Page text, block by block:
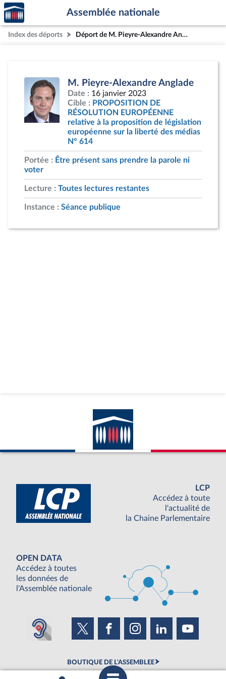
Aller au contenu
Aller en bas de la page
Accèder
à la
page
d'accueil
Assemblée nationale
Index des déports Déport de M. Pieyre-Alexandre Anglade
M. Pieyre-Alexandre Anglade
Date : 16 janvier 2023
Cible : PROPOSITION DE
RÉSOLUTION EUROPÉENNE
relative à la proposition de législation
européenne sur la liberté des médias
N° 614
Portée : Être présent sans prendre la parole ni
voter
Lecture : Toutes lectures restantes
Instance : Séance publique
LCP
Accédez à toute
l'actualité de
la Chaine Parlementaire
OPEN DATA
Accédez à toutes
les données de
l'Assemblée nationale
BOUTIQUE DE L'ASSEMBLEE